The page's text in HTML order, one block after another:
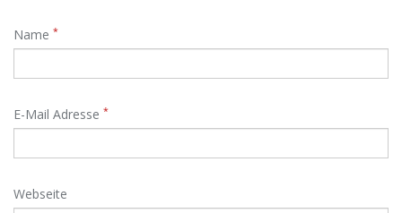
Name *
E-Mail Adresse *
Webseite